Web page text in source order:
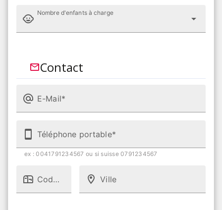
Nombre d'enfants à charge
Contact
E-Mail*
Téléphone portable*
ex : 0041791234567 ou si suisse 0791234567
Code postal Ville